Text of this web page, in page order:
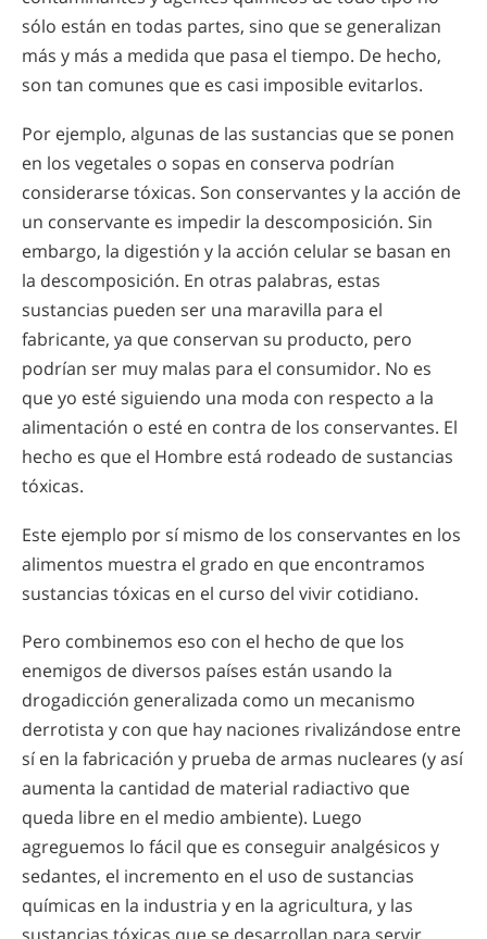
sólo están en todas partes, sino que se generalizan
más y más a medida que pasa el tiempo. De hecho,
son tan comunes que es casi imposible evitarlos.
Por ejemplo, algunas de las sustancias que se ponen
en los vegetales o sopas en conserva podrían
considerarse tóxicas. Son conservantes y la acción de
un conservante es impedir la descomposición. Sin
embargo, la digestión y la acción celular se basan en
la descomposición. En otras palabras, estas
sustancias pueden ser una maravilla para el
fabricante, ya que conservan su producto, pero
podrían ser muy malas para el consumidor. No es
que yo esté siguiendo una moda con respecto a la
alimentación o esté en contra de los conservantes. El
hecho es que el Hombre está rodeado de sustancias
tóxicas.
Este ejemplo por sí mismo de los conservantes en los
alimentos muestra el grado en que encontramos
sustancias tóxicas en el curso del vivir cotidiano.
Pero combinemos eso con el hecho de que los
enemigos de diversos países están usando la
drogadicción generalizada como un mecanismo
derrotista y con que hay naciones rivalizándose entre
sí en la fabricación y prueba de armas nucleares (y así
aumenta la cantidad de material radiactivo que
queda libre en el medio ambiente). Luego
agreguemos lo fácil que es conseguir analgésicos y
sedantes, el incremento en el uso de sustancias
químicas en la industria y en la agricultura, y las